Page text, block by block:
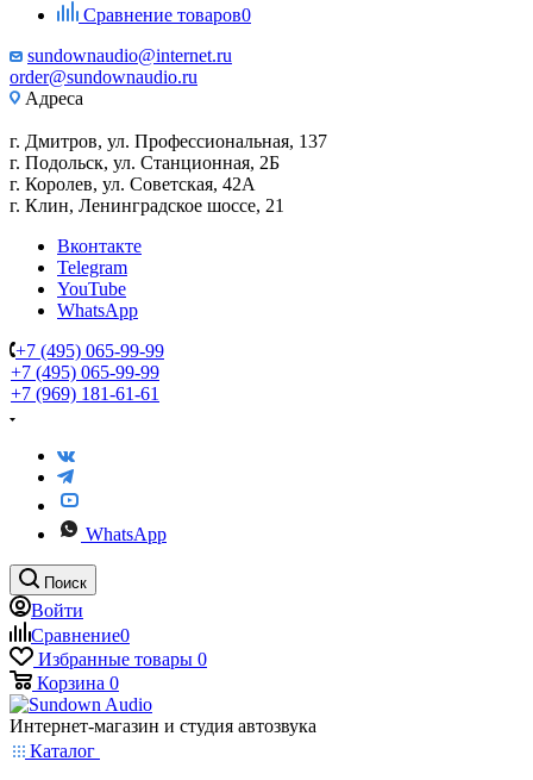
Сравнение товаров0
sundownaudio@internet.ru
order@sundownaudio.ru
Адреса
г. Дмитров, ул. Профессиональная, 137
г. Подольск, ул. Станционная, 2Б
г. Королев, ул. Советская, 42А
г. Клин, Ленинградское шоссе, 21
Вконтакте
Telegram
YouTube
WhatsApp
+7 (495) 065-99-99
+7 (495) 065-99-99
+7 (969) 181-61-61
WhatsApp
Поиск
Войти
Сравнение0
Избранные товары 0
Корзина 0
Интернет-магазин и студия автозвука
Каталог